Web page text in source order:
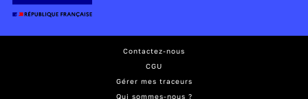
Contactez-nous
CGU
Gérer mes traceurs
Qui sommes-nous ?